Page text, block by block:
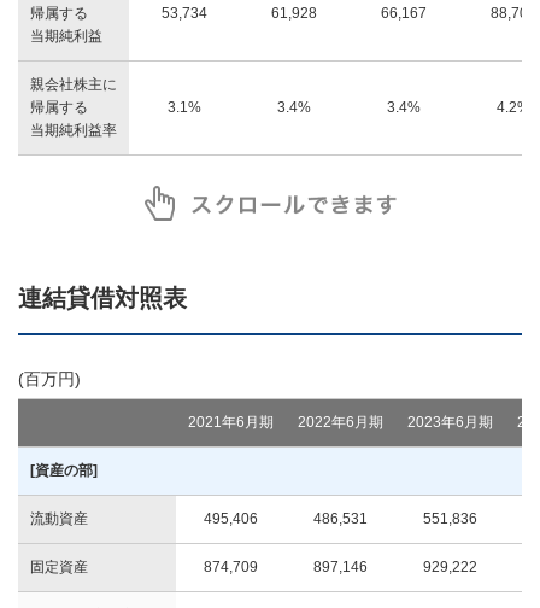
帰属する
当期純利益
53,734 61,928 66,167 88,701
親会社株主に
帰属する
当期純利益率
3.1% 3.4% 3.4% 4.2%
連結貸借対照表
(百万円)
2021年6月期 2022年6月期 2023年6月期
[資産の部]
流動資産 495,406 486,531 551,836
固定資産 874,709 897,146 929,222